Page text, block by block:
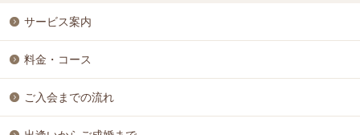
サービス案内
料金・コース
ご入会までの流れ